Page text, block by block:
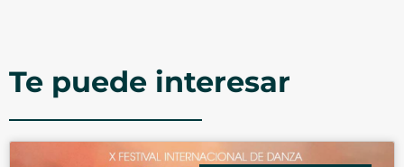
Te puede interesar